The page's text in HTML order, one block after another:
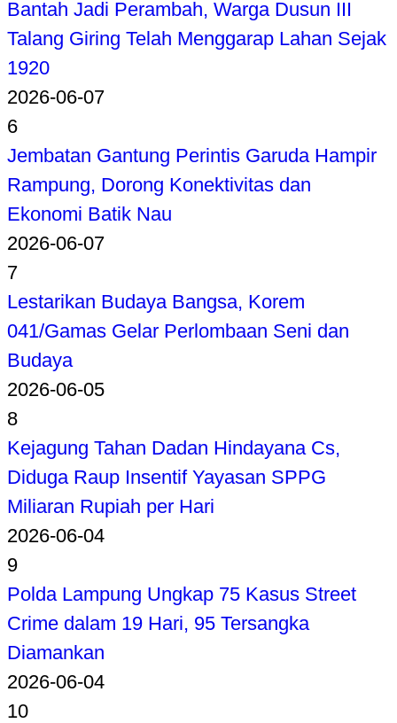
Bantah Jadi Perambah, Warga Dusun III
Talang Giring Telah Menggarap Lahan Sejak
1920
2026-06-07
6
Jembatan Gantung Perintis Garuda Hampir
Rampung, Dorong Konektivitas dan
Ekonomi Batik Nau
2026-06-07
7
Lestarikan Budaya Bangsa, Korem
041/Gamas Gelar Perlombaan Seni dan
Budaya
2026-06-05
8
Kejagung Tahan Dadan Hindayana Cs,
Diduga Raup Insentif Yayasan SPPG
Miliaran Rupiah per Hari
2026-06-04
9
Polda Lampung Ungkap 75 Kasus Street
Crime dalam 19 Hari, 95 Tersangka
Diamankan
2026-06-04
10